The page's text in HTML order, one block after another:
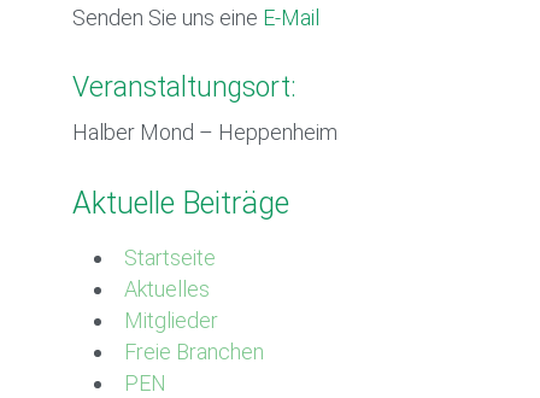
Senden Sie uns eine E-Mail
Veranstaltungsort:
Halber Mond – Heppenheim
Aktuelle Beiträge
Startseite
Aktuelles
Mitglieder
Freie Branchen
PEN